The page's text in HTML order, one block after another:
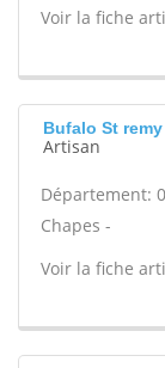
Voir la fiche
Bufalo St remy
Artisan
Département:
Chapes -
Voir la fiche